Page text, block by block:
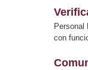
Personal
con